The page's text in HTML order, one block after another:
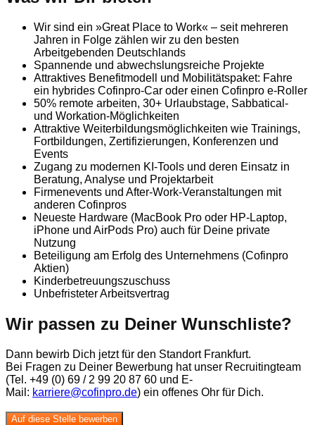
Wir sind ein »Great Place to Work« – seit mehreren
Jahren in Folge zählen wir zu den besten
Arbeitgebenden Deutschlands
Spannende und abwechslungsreiche Projekte
Attraktives Benefitmodell und Mobilitätspaket: Fahre
ein hybrides Cofinpro-Car oder einen Cofinpro e-Roller
50% remote arbeiten, 30+ Urlaubstage, Sabbatical-
und Workation-Möglichkeiten
Attraktive Weiterbildungsmöglichkeiten wie Trainings,
Fortbildungen, Zertifizierungen, Konferenzen und
Events
Zugang zu modernen KI-Tools und deren Einsatz in
Beratung, Analyse und Projektarbeit
Firmenevents und After-Work-Veranstaltungen mit
anderen Cofinpros
Neueste Hardware (MacBook Pro oder HP-Laptop,
iPhone und AirPods Pro) auch für Deine private
Nutzung
Beteiligung am Erfolg des Unternehmens (Cofinpro
Aktien)
Kinderbetreuungszuschuss
Unbefristeter Arbeitsvertrag
Wir passen zu Deiner Wunschliste?
Dann bewirb Dich jetzt für den Standort Frankfurt.
Bei Fragen zu Deiner Bewerbung hat unser Recruitingteam
(Tel. +49 (0) 69 / 2 99 20 87 60 und E-
Mail: karriere@cofinpro.de) ein offenes Ohr für Dich.
Auf diese Stelle bewerben